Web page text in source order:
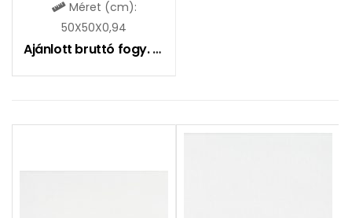
Méret (cm):
50X50X0,94
Ajánlott bruttó fogy. ár: